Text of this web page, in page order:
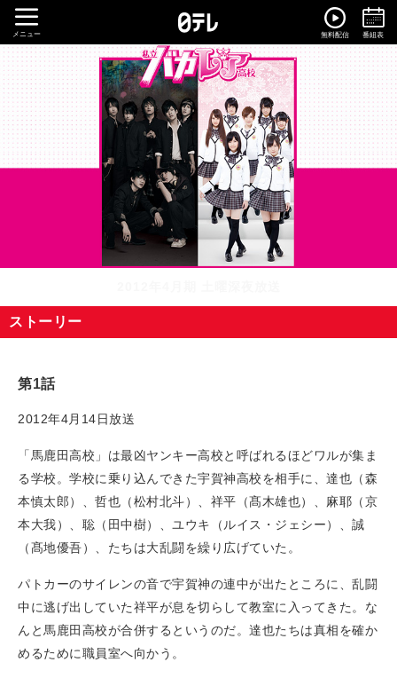
メニュー 無料配信 番組表
ストーリー
第1話
2012年4月14日放送
「馬鹿田高校」は最凶ヤンキー高校と呼ばれるほどワルが集ま
る学校。学校に乗り込んできた宇賀神高校を相手に、達也（森
本慎太郎）、哲也（松村北斗）、祥平（髙木雄也）、麻耶（京
本大我）、聡（田中樹）、ユウキ（ルイス・ジェシー）、誠
（髙地優吾）、たちは大乱闘を繰り広げていた。
パトカーのサイレンの音で宇賀神の連中が出たところに、乱闘
中に逃げ出していた祥平が息を切らして教室に入ってきた。な
んと馬鹿田高校が合併するというのだ。達也たちは真相を確か
めるために職員室へ向かう。